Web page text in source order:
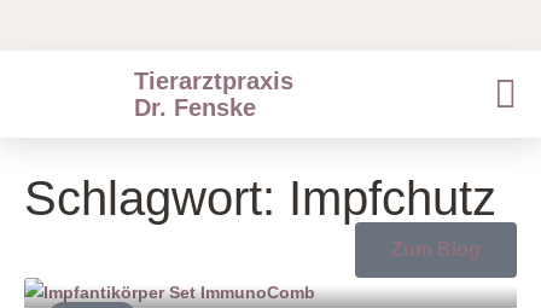
Tierarztpraxis
Dr. Fenske
Schlagwort: Impfchutz
Zum Blog